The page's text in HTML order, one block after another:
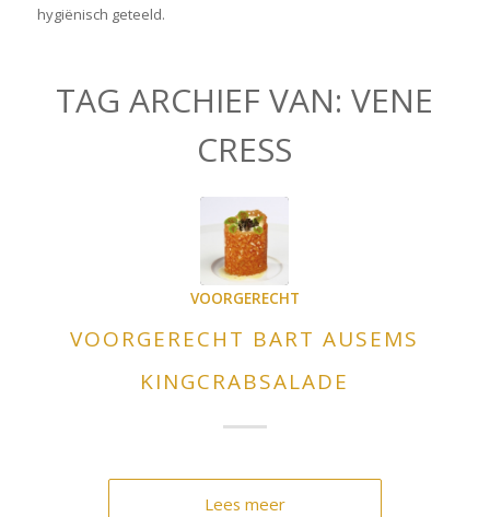
hygiënisch geteeld.
TAG ARCHIEF VAN:VENE
CRESS
VOORGERECHT
VOORGERECHT BART AUSEMS
KINGCRABSALADE
Lees meer